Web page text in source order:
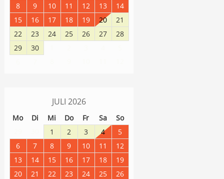
8
9 10 11 12 13
14
15
16 17 18 19 20
21
22
23 24 25 26 27
28
29
30
JULI 2026
Mo Di Mi Do Fr Sa
So
1 2 3 4
5
6
7 8 9 10 11
12
13
14 15 16 17 18
19
20
21 22 23 24 25
26